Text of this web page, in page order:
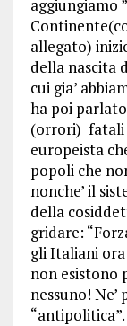
aggiungiamo
allegato)
della nascita
cui gia’
ha poi
(orrori) fatali
europeista
popoli che
nonche’ il
della
gridare:
gli Italiani
non esistono
nessuno!